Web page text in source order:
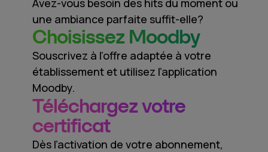
Аvez-vous besoin des hits du moment ou
une ambiance parfaite suffit-elle?
Choisissez Moodby
Souscrivez à l’offre adaptée à votre
établissement et utilisez l’application
Moodby.
Téléchargez votre
certificat
Dès l’activation de votre abonnement,